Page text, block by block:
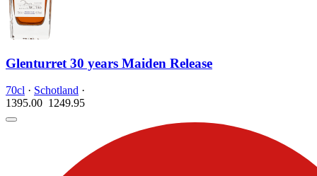
Glenturret 30 years Maiden Release
70cl · Schotland ·
1395.00 1249.95